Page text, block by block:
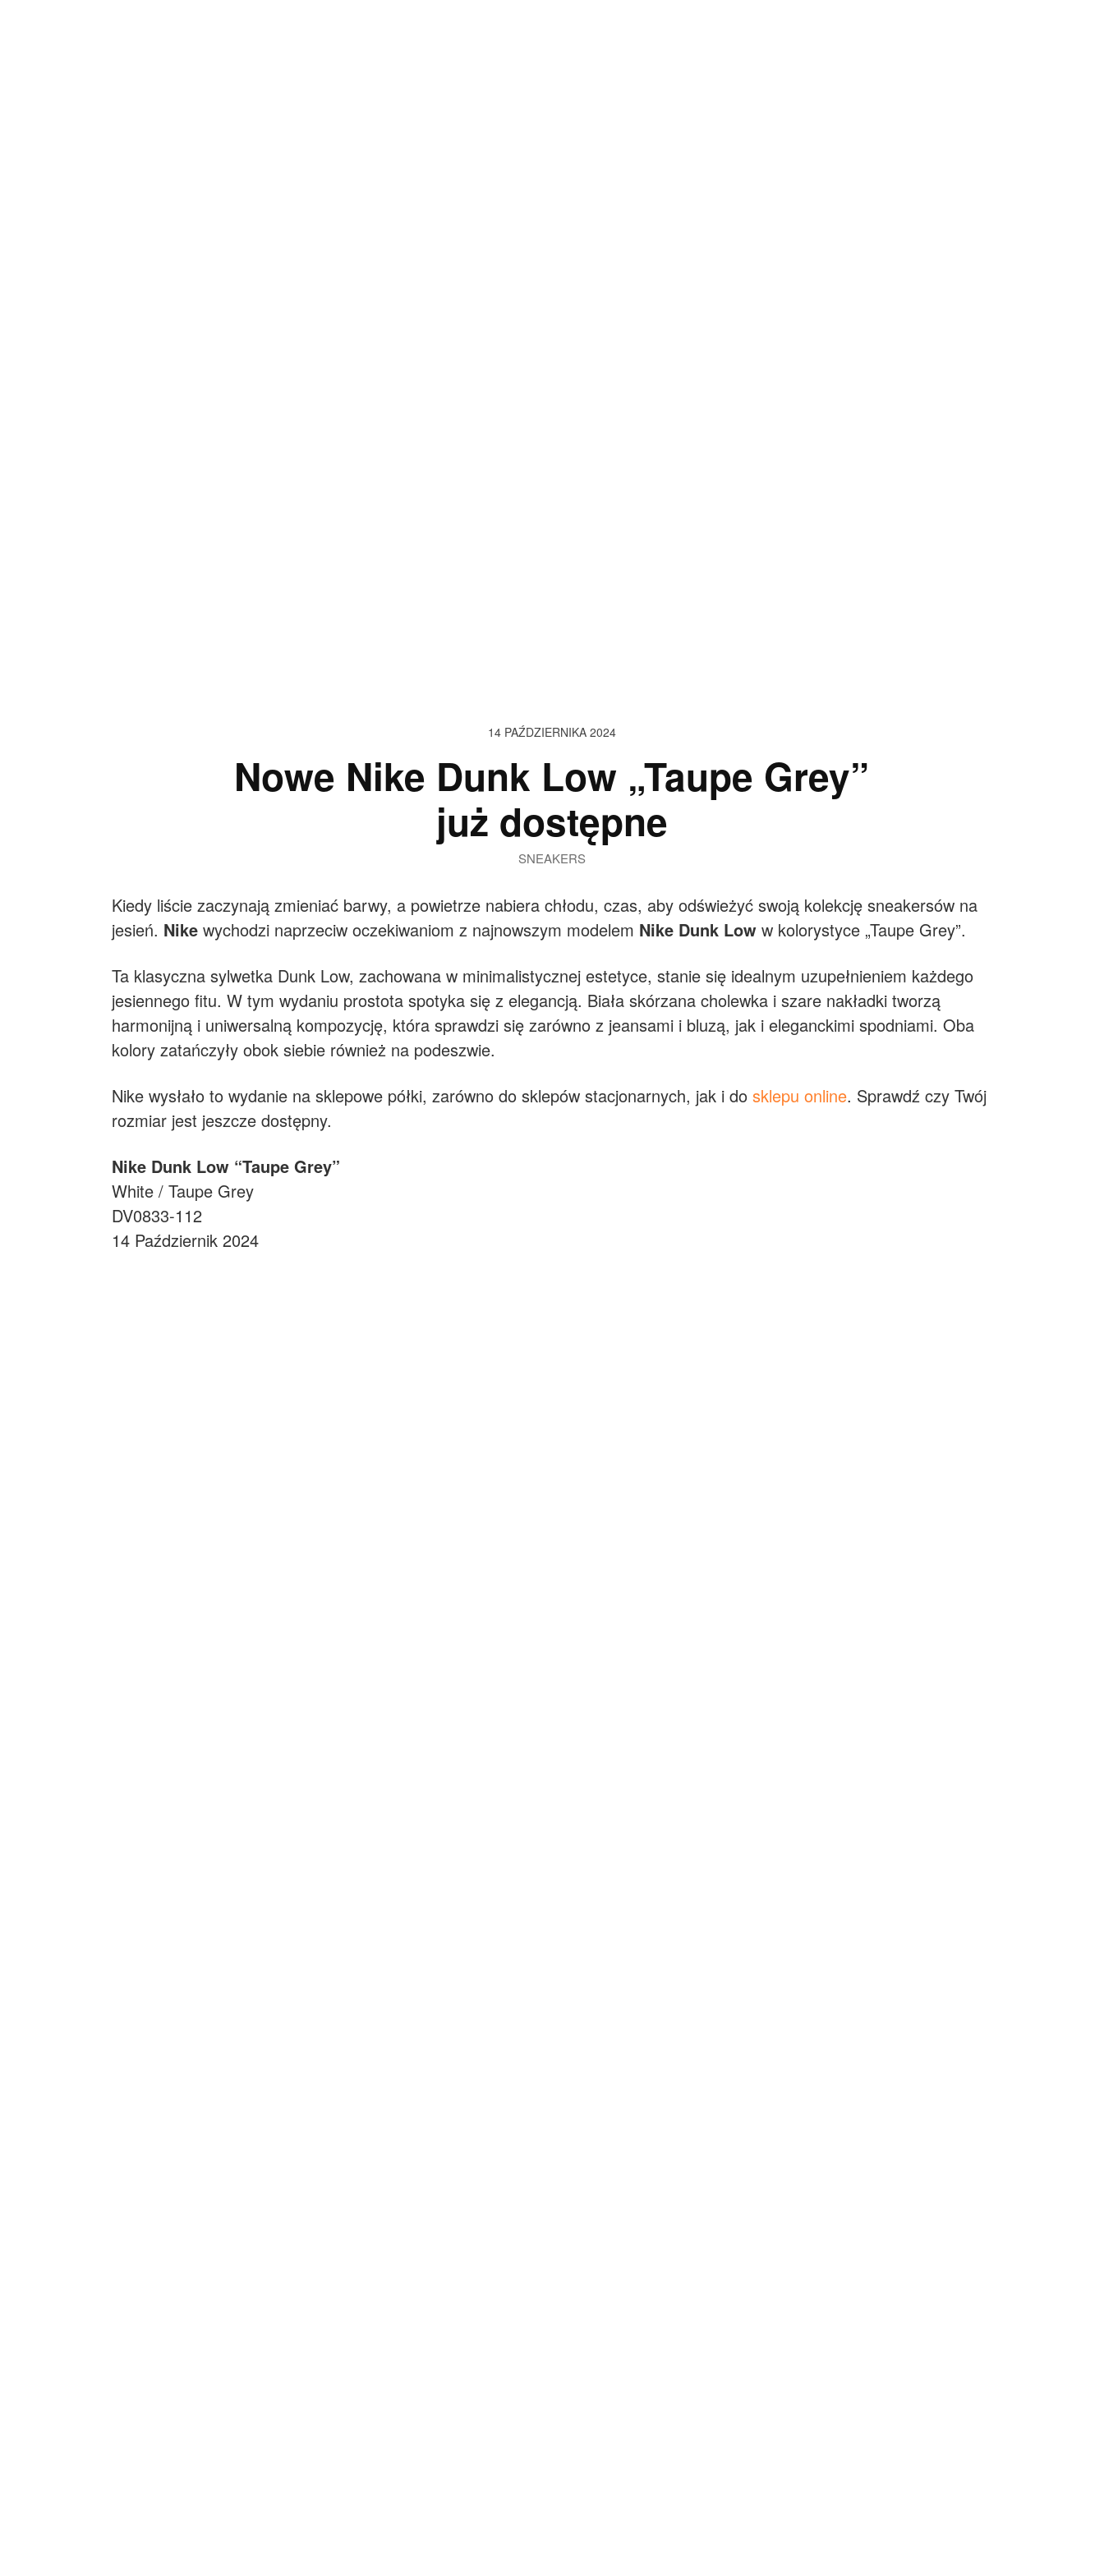
14 PAŹDZIERNIKA 2024
Nowe Nike Dunk Low „Taupe Grey”
już dostępne
SNEAKERS
Kiedy liście zaczynają zmieniać barwy, a powietrze nabiera chłodu, czas, aby odświeżyć swoją kolekcję sneakersów na
jesień. Nike wychodzi naprzeciw oczekiwaniom z najnowszym modelem Nike Dunk Low w kolorystyce „Taupe Grey”.
Ta klasyczna sylwetka Dunk Low, zachowana w minimalistycznej estetyce, stanie się idealnym uzupełnieniem każdego
jesiennego fitu. W tym wydaniu prostota spotyka się z elegancją. Biała skórzana cholewka i szare nakładki tworzą
harmonijną i uniwersalną kompozycję, która sprawdzi się zarówno z jeansami i bluzą, jak i eleganckimi spodniami. Oba
kolory zatańczyły obok siebie również na podeszwie.
Nike wysłało to wydanie na sklepowe półki, zarówno do sklepów stacjonarnych, jak i do sklepu online. Sprawdź czy Twój
rozmiar jest jeszcze dostępny.
Nike Dunk Low “Taupe Grey”
White / Taupe Grey
DV0833-112
14 Październik 2024